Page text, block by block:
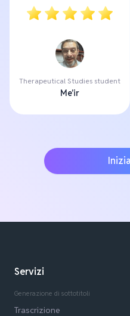
Therapeutical Studies student
Me'ir
Servizi
Generazione di sottotitoli
Trascrizione